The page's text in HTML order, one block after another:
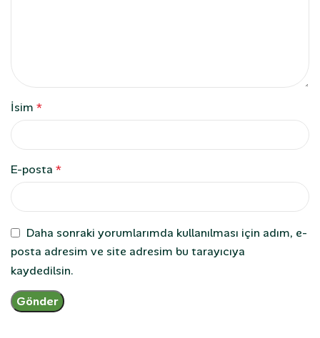
İsim *
E-posta *
Daha sonraki yorumlarımda kullanılması için adım, e-
posta adresim ve site adresim bu tarayıcıya
kaydedilsin.